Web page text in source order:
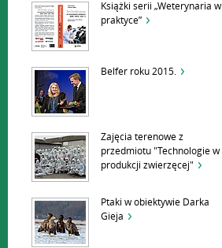
Książki serii „Weterynaria w
praktyce”
Belfer roku 2015.
Zajęcia terenowe z
przedmiotu "Technologie w
produkcji zwierzęcej"
Ptaki w obiektywie Darka
Gieja